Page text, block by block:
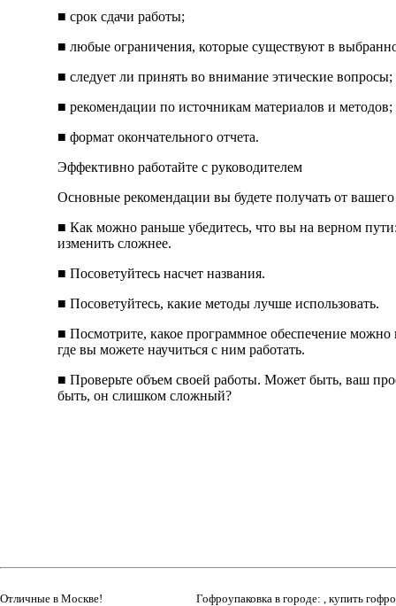
■ срок сдачи работы;
■ любые ограничения, которые существуют в
■ следует ли принять во внимание этические вопросы;
■ рекомендации по источникам материалов и методов;
■ формат окончательного отчета.
Эффективно работайте с руководителем
Основные рекомендации вы будете получать от
■ Как можно раньше убедитесь, что вы на верном
изменить сложнее.
■ Посоветуйтесь насчет названия.
■ Посоветуйтесь, какие методы лучше использовать.
■ Посмотрите, какое программное обеспечение можно
где вы можете научиться с ним работать.
■ Проверьте объем своей работы. Может быть, ваш
быть, он слишком сложный?
Отличные в Москве! Гофроупаковка в городе: , купить